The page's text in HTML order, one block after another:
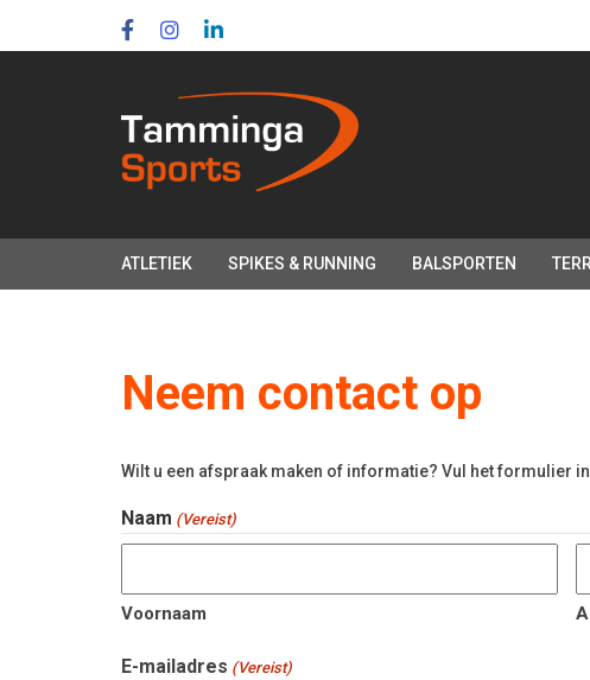
ATLETIEK SPIKES & RUNNING BALSPORTEN
Neem contact op
Wilt u een afspraak maken of informatie? Vul het formulier
Naam (Vereist)
Voornaam
E-mailadres (Vereist)